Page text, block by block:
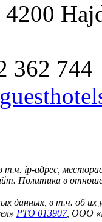
362 744
ip-адрес,
Политика в
данных, в т.ч. об их
РТО 013907, ООО